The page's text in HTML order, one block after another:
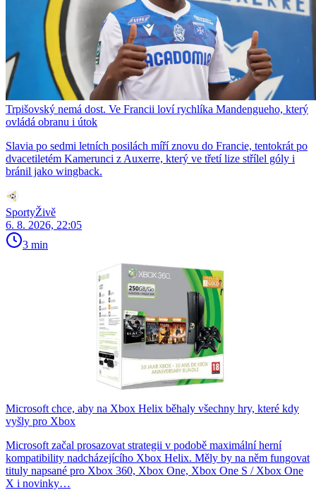
Trpišovský nemá dost. Ve Francii loví rychlíka Mandengueho, který
ovládá obranu i útok
Slavia po sedmi letních posilách míří znovu do Francie, tentokrát po
dvacetiletém Kamerunci z Auxerre, který ve třetí lize střílel góly i
bránil jako wingback.
SportyŽivě
6. 8. 2026, 22:05
3 min
Microsoft chce, aby na Xbox Helix běhaly všechny hry, které kdy
vyšly pro Xbox
Microsoft začal prosazovat strategii v podobě maximální herní
kompatibility nadcházejícího Xbox Helix. Měly by na něm fungovat
tituly napsané pro Xbox 360, Xbox One, Xbox One S / Xbox One
X i novinky…